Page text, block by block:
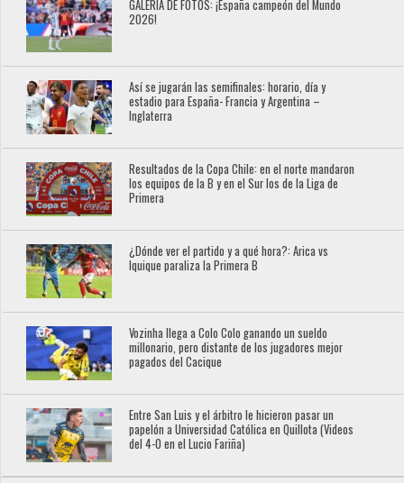
GALERÍA DE FOTOS: ¡España campeón del Mundo
2026!
Así se jugarán las semifinales: horario, día y
estadio para España- Francia y Argentina –
Inglaterra
Resultados de la Copa Chile: en el norte mandaron
los equipos de la B y en el Sur los de la Liga de
Primera
¿Dónde ver el partido y a qué hora?: Arica vs
Iquique paraliza la Primera B
Vozinha llega a Colo Colo ganando un sueldo
millonario, pero distante de los jugadores mejor
pagados del Cacique
Entre San Luis y el árbitro le hicieron pasar un
papelón a Universidad Católica en Quillota (Videos
del 4-0 en el Lucio Fariña)